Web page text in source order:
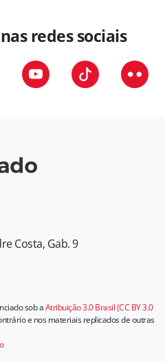
redes sociais
Costa, Gab. 9
sob aAtribuição 3.0 Brasil (CC BY 3.0
e nos materiais replicados de outras